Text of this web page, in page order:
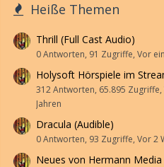
Heiße Themen
Thrill (Full Cast Audio)
0 Antworten, 91 Zugriffe, Vor
Holysoft Hörspiele im
312 Antworten, 65.895 Zugriffe,
Jahren
Dracula (Audible)
0 Antworten, 93 Zugriffe, Vor 2
Neues von Hermann Media